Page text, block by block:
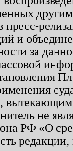
и
за
не
РФ «О